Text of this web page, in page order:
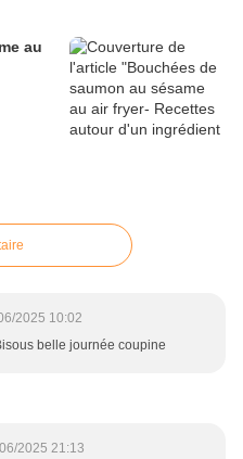
au
2025 10:02
belle journée coupine
2025 21:13